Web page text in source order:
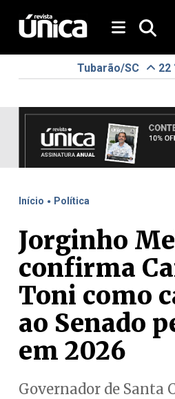
Tubarão/SC 22
Início . Política
Jorginho
confirma
Toni como
ao Senado
em 2026
Governador de Santa